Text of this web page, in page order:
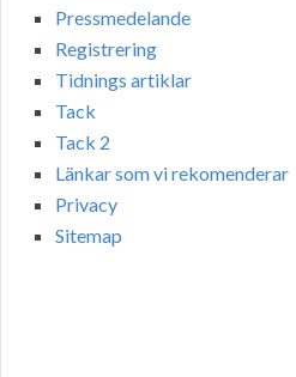
Pressmedelande
Registrering
Tidnings artiklar
Tack
Tack 2
Länkar som vi rekomenderar
Privacy
Sitemap